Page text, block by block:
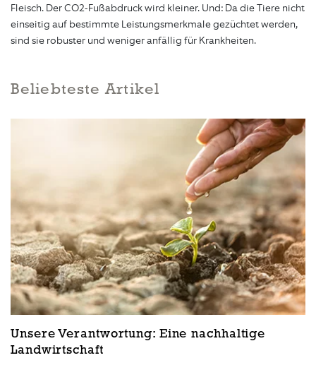
Fleisch. Der CO2-Fußabdruck wird kleiner. Und: Da die Tiere nicht
einseitig auf bestimmte Leistungsmerkmale gezüchtet werden,
sind sie robuster und weniger anfällig für Krankheiten.
Beliebteste Artikel
Unsere Verantwortung: Eine nachhaltige
Landwirtschaft